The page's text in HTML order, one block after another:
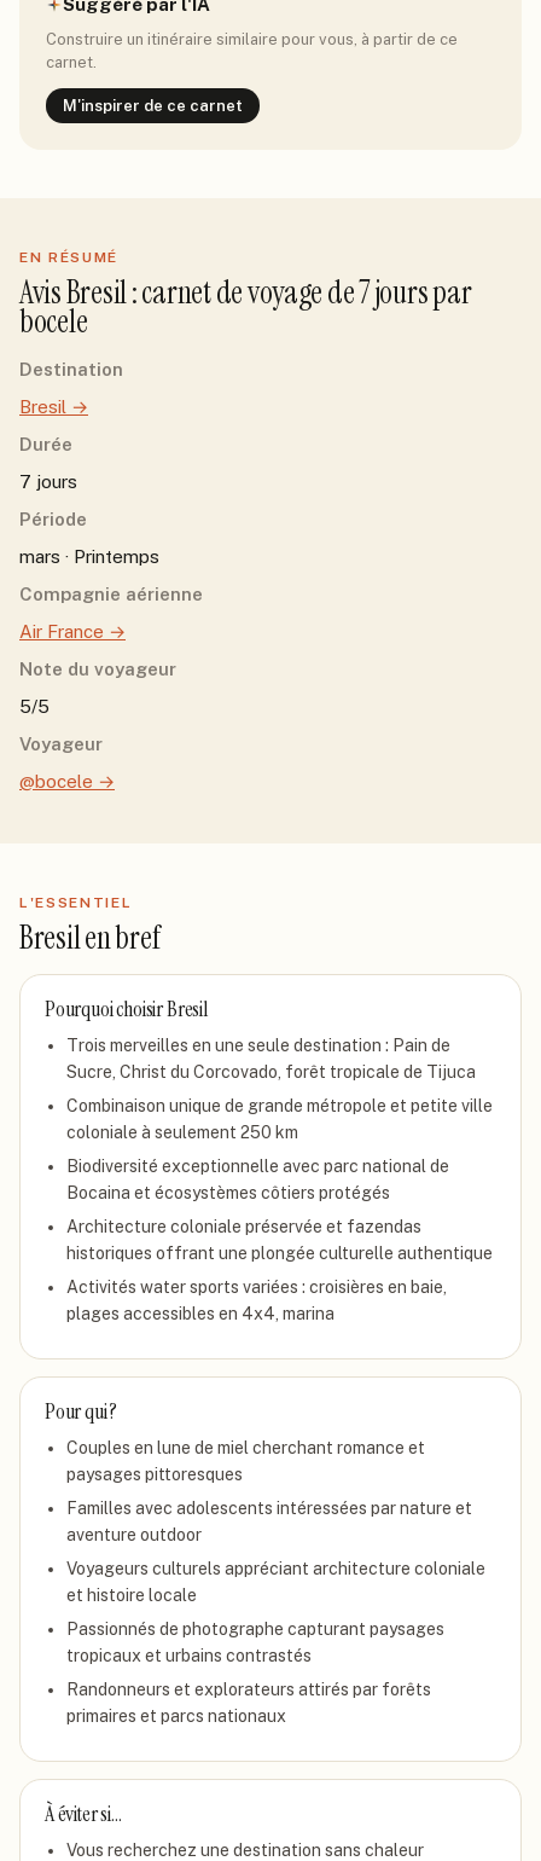
Suggéré par l'IA
Construire un itinéraire similaire pour vous, à partir de ce
carnet.
M'inspirer de ce carnet
EN RÉSUMÉ
AvisBresil: carnet de voyage de7jourspar
bocele
Destination
Bresil →
Durée
7 jours
Période
mars · Printemps
Compagnie aérienne
Air France →
Note du voyageur
5/5
Voyageur
@bocele →
L'ESSENTIEL
Bresilen bref
Pourquoi choisirBresil
Trois merveilles en une seule destination : Pain de
Sucre, Christ du Corcovado, forêt tropicale de Tijuca
Combinaison unique de grande métropole et petite ville
coloniale à seulement 250 km
Biodiversité exceptionnelle avec parc national de
Bocaina et écosystèmes côtiers protégés
Architecture coloniale préservée et fazendas
historiques offrant une plongée culturelle authentique
Activités water sports variées : croisières en baie,
plages accessibles en 4x4, marina
Pour qui ?
Couples en lune de miel cherchant romance et
paysages pittoresques
Familles avec adolescents intéressées par nature et
aventure outdoor
Voyageurs culturels appréciant architecture coloniale
et histoire locale
Passionnés de photographe capturant paysages
tropicaux et urbains contrastés
Randonneurs et explorateurs attirés par forêts
primaires et parcs nationaux
À éviter si…
Vous recherchez une destination sans chaleur